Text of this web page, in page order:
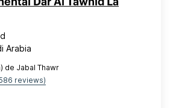
Arabia
de Jabal Thawr
reviews)